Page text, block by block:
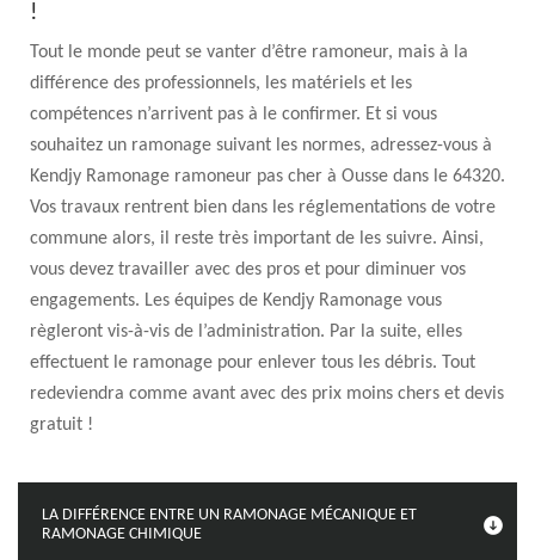
!
Tout le monde peut se vanter d’être ramoneur, mais à la
différence des professionnels, les matériels et les
compétences n’arrivent pas à le confirmer. Et si vous
souhaitez un ramonage suivant les normes, adressez-vous à
Kendjy Ramonage ramoneur pas cher à Ousse dans le 64320.
Vos travaux rentrent bien dans les réglementations de votre
commune alors, il reste très important de les suivre. Ainsi,
vous devez travailler avec des pros et pour diminuer vos
engagements. Les équipes de Kendjy Ramonage vous
règleront vis-à-vis de l’administration. Par la suite, elles
effectuent le ramonage pour enlever tous les débris. Tout
redeviendra comme avant avec des prix moins chers et devis
gratuit !
LA DIFFÉRENCE ENTRE UN RAMONAGE MÉCANIQUE ET
RAMONAGE CHIMIQUE